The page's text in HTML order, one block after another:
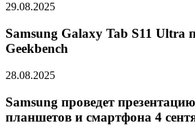
29.08.2025
Samsung Galaxy Tab S11 Ultra
Geekbench
28.08.2025
Samsung проведет
планшетов и смартфона 4